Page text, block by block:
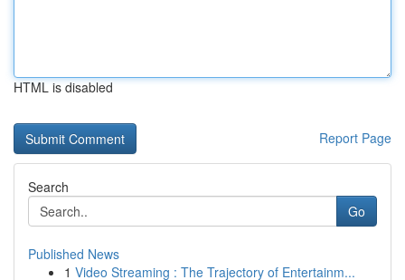
HTML is disabled
Report Page
Search
Go
Published News
1 Video Streaming : The Trajectory of Entertainm...